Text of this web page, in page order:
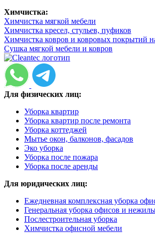
Химчистка:
Химчистка мягкой мебели
Химчистка кресел, стульев, пуфиков
Химчистка ковров и ковровых покрытий
Сушка мягкой мебели и ковров
Для физических лиц:
Уборка квартир
Уборка квартир после ремонта
Уборка коттеджей
Мытье окон, балконов, фасадов
Эко уборка
Уборка после пожара
Уборка после аренды
Для юридических лиц:
Ежедневная комплексная уборка
Генеральная уборка офисов и
Послестроительная уборка
Химчистка офисной мебели